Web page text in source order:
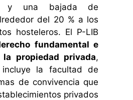
y una bajada de
del 20 % a los
hosteleros. El P-LIB
fundamental e
la propiedad privada,
la facultad de
de convivencia que
privados